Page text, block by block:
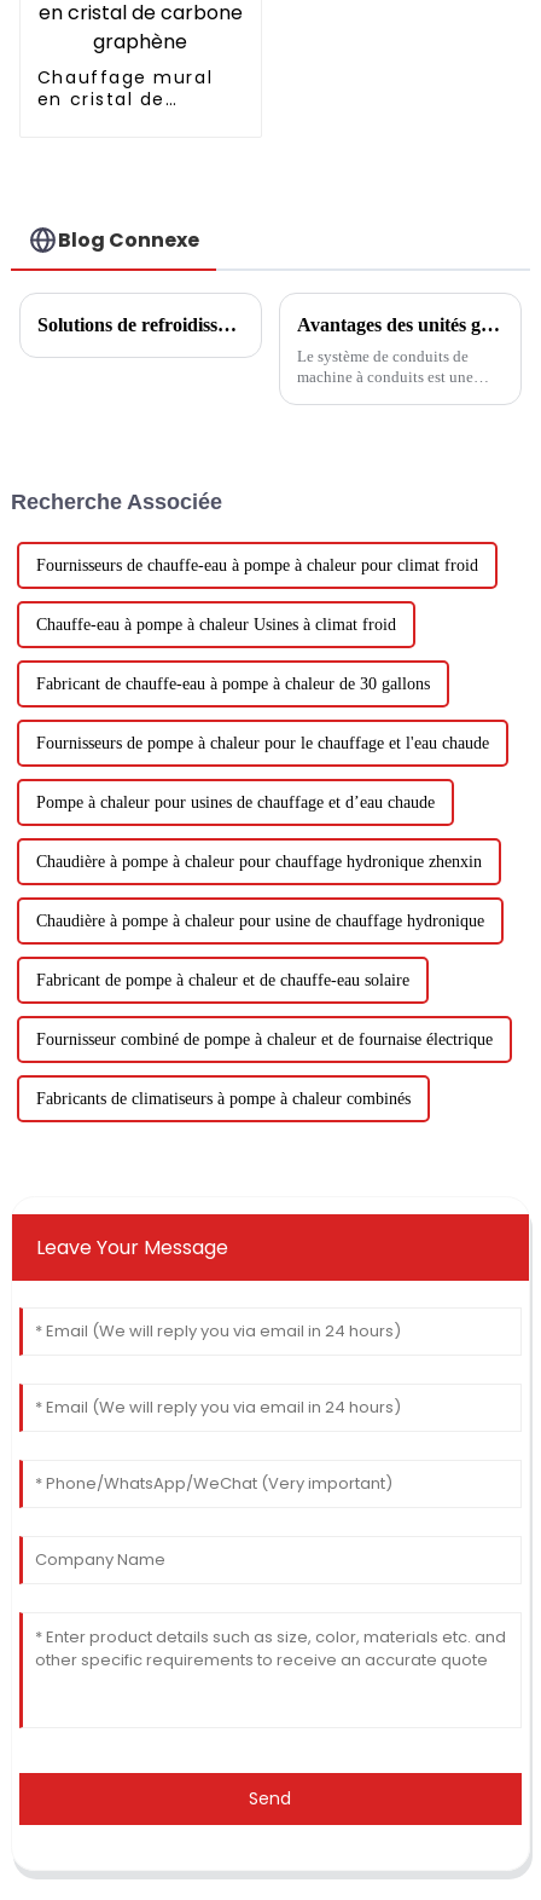
Chauffage mural
en cristal de
Blog Connexe
Solutions de refroidissement, de chauffage et d'eau chaude pour centres commerciaux Avantages des unités gainables par rapport à la climatisation centrale
Le système de conduits de
machine à conduits est une
chaque r...
Recherche Associée
Fournisseurs de chauffe-eau à pompe à chaleur pour climat froid
Chauffe-eau à pompe à chaleur Usines à climat froid
Fabricant de chauffe-eau à pompe à chaleur de 30 gallons
Fournisseurs de pompe à chaleur pour le chauffage et l'eau chaude
Pompe à chaleur pour usines de chauffage et d’eau chaude
Chaudière à pompe à chaleur pour chauffage hydronique zhenxin
Chaudière à pompe à chaleur pour usine de chauffage hydronique
Fabricant de pompe à chaleur et de chauffe-eau solaire
Fournisseur combiné de pompe à chaleur et de fournaise électrique
Fabricants de climatiseurs à pompe à chaleur combinés
Leave Your Message
Send